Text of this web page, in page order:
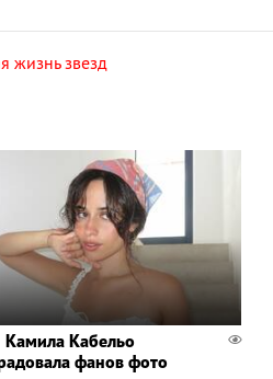
жизнь звезд
Камила Кабельо
фанов фото